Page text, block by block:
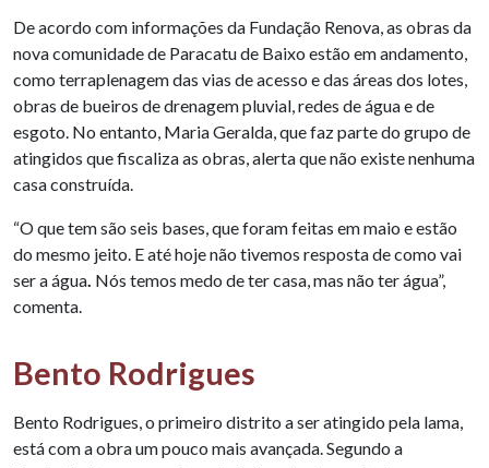
De acordo com informações da Fundação Renova, as obras da
nova comunidade de Paracatu de Baixo estão em andamento,
como terraplenagem das vias de acesso e das áreas dos lotes,
obras de bueiros de drenagem pluvial, redes de água e de
esgoto. No entanto, Maria Geralda, que faz parte do grupo de
atingidos que fiscaliza as obras, alerta que não existe nenhuma
casa construída.
“O que tem são seis bases, que foram feitas em maio e estão
do mesmo jeito. E até hoje não tivemos resposta de como vai
ser a água. Nós temos medo de ter casa, mas não ter água”,
comenta.
Bento Rodrigues
Bento Rodrigues, o primeiro distrito a ser atingido pela lama,
está com a obra um pouco mais avançada. Segundo a